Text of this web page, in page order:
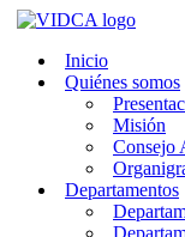
Saltar
contenidoInicio
Quiénes somos
Misión
Consejo
Departamentos